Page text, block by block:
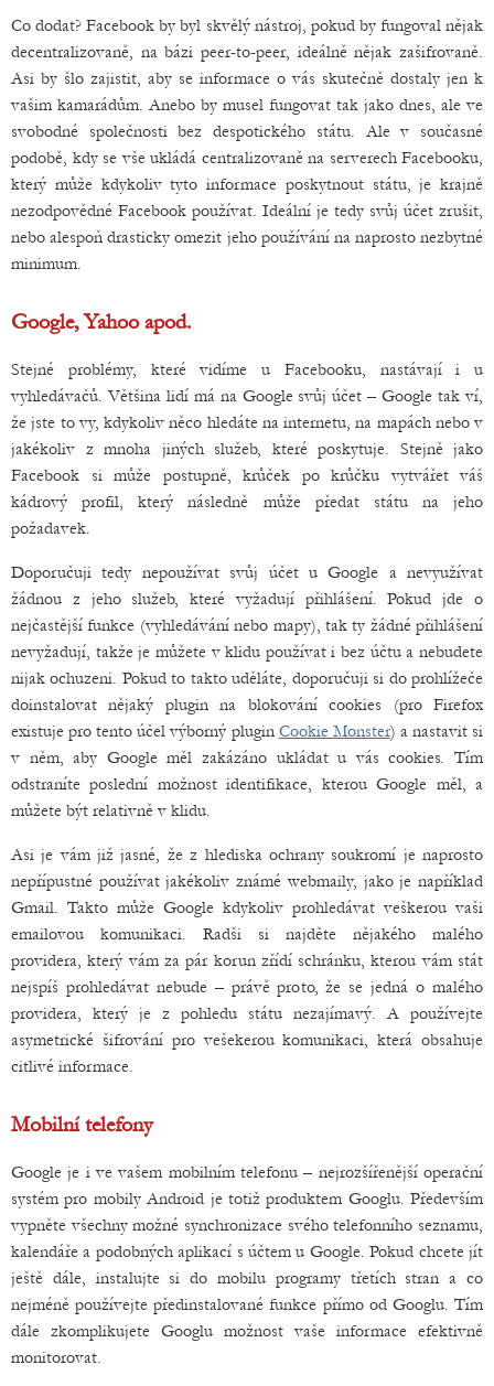
Co dodat? Facebook by byl skvělý nástroj, pokud by fungoval nějak
decentralizovaně, na bázi peer-to-peer, ideálně nějak zašifrovaně.
Asi by šlo zajistit, aby se informace o vás skutečně dostaly jen k
vašim kamarádům. Anebo by musel fungovat tak jako dnes, ale ve
svobodné společnosti bez despotického státu. Ale v současné
podobě, kdy se vše ukládá centralizovaně na serverech Facebooku,
který může kdykoliv tyto informace poskytnout státu, je krajně
nezodpovědné Facebook používat. Ideální je tedy svůj účet zrušit,
nebo alespoň drasticky omezit jeho používání na naprosto nezbytné
minimum.
Google, Yahoo apod.
Stejné problémy, které vidíme u Facebooku, nastávají i u
vyhledávačů. Většina lidí má na Google svůj účet – Google tak ví,
že jste to vy, kdykoliv něco hledáte na internetu, na mapách nebo v
jakékoliv z mnoha jiných služeb, které poskytuje. Stejně jako
Facebook si může postupně, krůček po krůčku vytvářet váš
kádrový profil, který následně může předat státu na jeho
požadavek.
Doporučuji tedy nepoužívat svůj účet u Google a nevyužívat
žádnou z jeho služeb, které vyžadují přihlášení. Pokud jde o
nejčastější funkce (vyhledávání nebo mapy), tak ty žádné přihlášení
nevyžadují, takže je můžete v klidu používat i bez účtu a nebudete
nijak ochuzeni. Pokud to takto uděláte, doporučuji si do prohlížeče
doinstalovat nějaký plugin na blokování cookies (pro Firefox
existuje pro tento účel výborný plugin Cookie Monster) a nastavit si
v něm, aby Google měl zakázáno ukládat u vás cookies. Tím
odstraníte poslední možnost identifikace, kterou Google měl, a
můžete být relativně v klidu.
Asi je vám již jasné, že z hlediska ochrany soukromí je naprosto
nepřípustné používat jakékoliv známé webmaily, jako je například
Gmail. Takto může Google kdykoliv prohledávat veškerou vaši
emailovou komunikaci. Radši si najděte nějakého malého
providera, který vám za pár korun zřídí schránku, kterou vám stát
nejspíš prohledávat nebude – právě proto, že se jedná o malého
providera, který je z pohledu státu nezajímavý. A používejte
asymetrické šifrování pro vešekerou komunikaci, která obsahuje
citlivé informace.
Mobilní telefony
Google je i ve vašem mobilním telefonu – nejrozšířenější operační
systém pro mobily Android je totiž produktem Googlu. Především
vypněte všechny možné synchronizace svého telefonního seznamu,
kalendáře a podobných aplikací s účtem u Google. Pokud chcete jít
ještě dále, instalujte si do mobilu programy třetích stran a co
nejméně používejte předinstalované funkce přímo od Googlu. Tím
dále zkomplikujete Googlu možnost vaše informace efektivně
monitorovat.